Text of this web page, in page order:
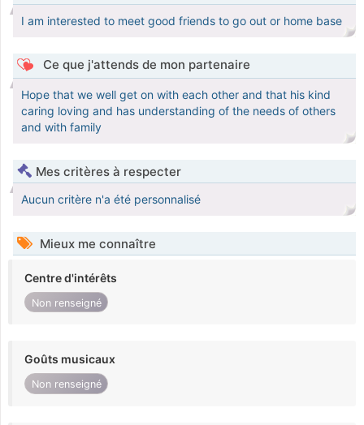
I am interested to meet good friends to go out or home base
Ce que j'attends de mon partenaire
Hope that we well get on with each other and that his kind
caring loving and has understanding of the needs of others
and with family
Mes critères à respecter
Aucun critère n'a été personnalisé
Mieux me connaître
Centre d'intérêts
Non renseigné
Goûts musicaux
Non renseigné